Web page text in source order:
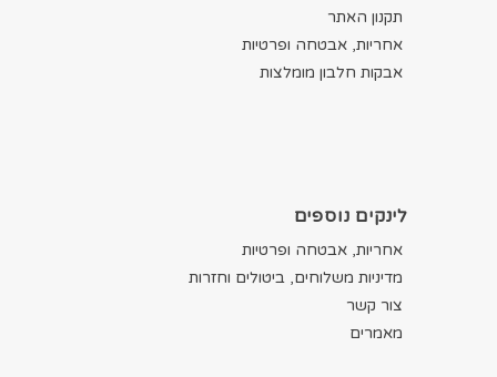
תקנון האתר
אחריות, אבטחה ופרטיות
אבקות חלבון מומלצות
לינקים נוספים
אחריות, אבטחה ופרטיות
מדיניות משלוחים, ביטולים וחזרות
צור קשר
מאמרים